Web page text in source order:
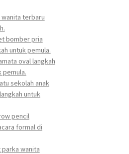
wanita terbaru
bomber pria
untuk pemula.
oval langkah
pemula.
sekolah anak
untuk
pencil
formal di
parka wanita